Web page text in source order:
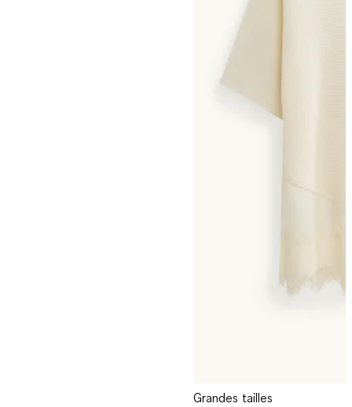
Grandes tailles